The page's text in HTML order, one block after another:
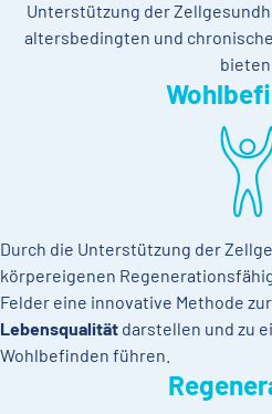
Unterstützung der
altersbedingten und
Durch die Unterstützung der
körpereigenen
Felder eine innovative Methode zur
Lebensqualität darstellen und zu
Wohlbefinden führen.